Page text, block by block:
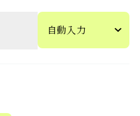
自動入力